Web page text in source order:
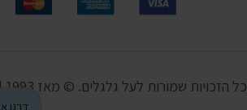
דרגו
כל הזכויות שמורות לעל גלגלים. © מאז 1993 |